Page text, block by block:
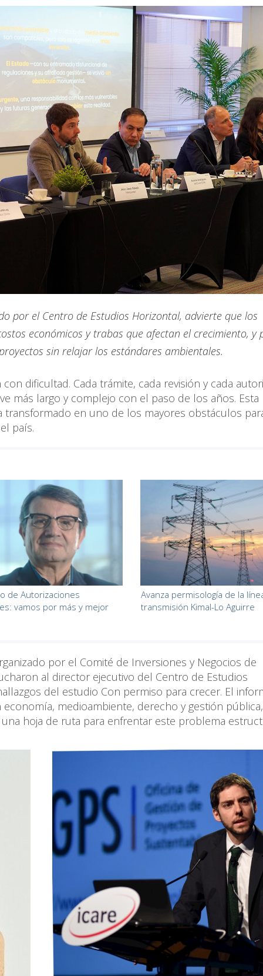
por el Centro de Estudios Horizontal, advierte que los
económicos y trabas que afectan el crecimiento, y
sin relajar los estándares ambientales.
dificultad. Cada trámite, cada revisión y cada
más largo y complejo con el paso de los años. Esta
transformado en uno de los mayores obstáculos
país.
de Autorizaciones
vamos por más y mejor
Avanza permisología de la
transmisión Kimal-Lo Aguirre
por el Comité de Inversiones y Negocios de
al director ejecutivo del Centro de Estudios
del estudio Con permiso para crecer. El
medioambiente, derecho y gestión pública,
hoja de ruta para enfrentar este problema